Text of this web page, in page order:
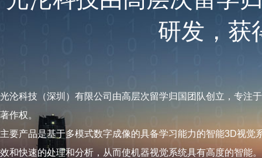
研发，获
光沦科技（深圳）有限公司由高层次留学归国团队创立，专注
著作权。
主要产品是基于多模式数字成像的具备学习能力的智能3D视
效和快速的处理和分析，从而使机器视觉系统具有高度的智能